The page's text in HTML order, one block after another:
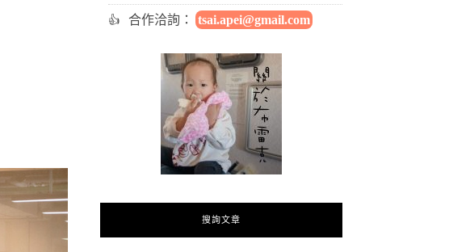
合作洽詢： tsai.apei@gmail.com
搜詢文章